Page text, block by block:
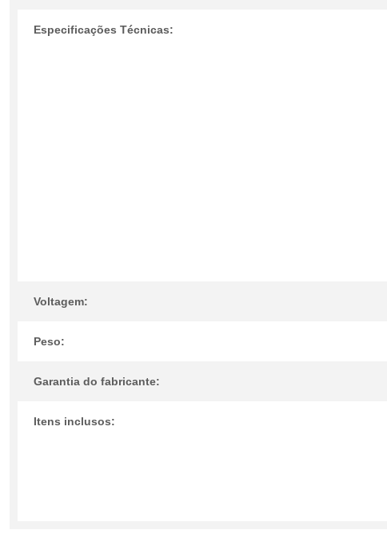
Especificações Técnicas:
Voltagem:
Peso:
Garantia do fabricante:
Itens inclusos: